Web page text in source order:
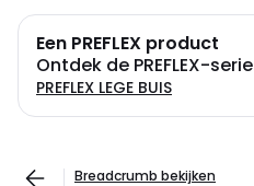
Een PREFLEX product
Ontdek de PREFLEX-serie
PREFLEX LEGE BUIS
Breadcrumb bekijken